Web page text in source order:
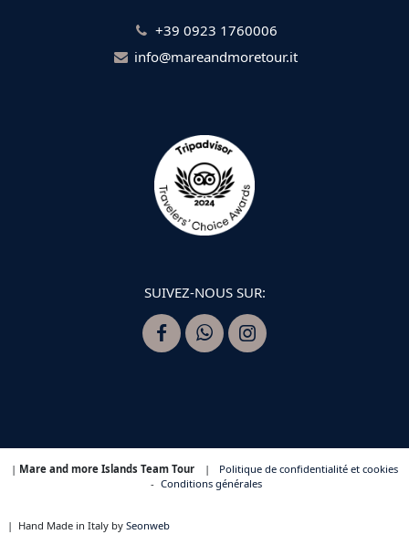
+39 0923 1760006
info@mareandmoretour.it
SUIVEZ-NOUS SUR:
| Mare and more Islands Team Tour |
Politique de confidentialité et cookies
- Conditions générales
| Hand Made in Italy bySeonweb